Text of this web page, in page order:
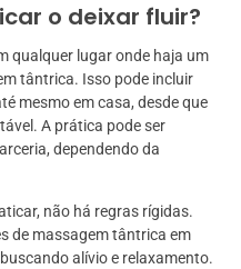
o deixar fluir?
qualquer lugar onde haja um
tântrica. Isso pode incluir
mesmo em casa, desde que
A prática pode ser
dependendo da
não há regras rígidas.
de massagem tântrica em
alívio e relaxamento.